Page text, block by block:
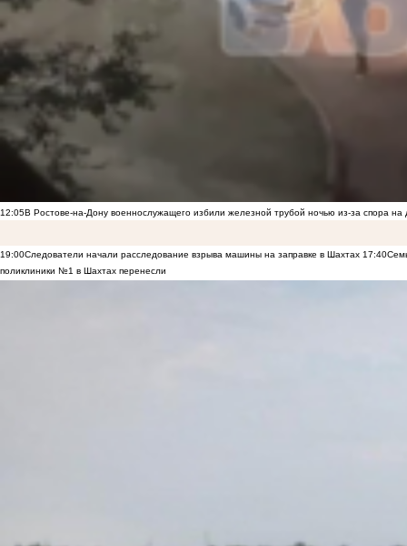
12:05В Ростове-на-Дону военнослужащего избили железной трубой ночью из-за спора на
19:00Следователи начали расследование взрыва машины на заправке в Шахтах 17:40
поликлиники №1 в Шахтах перенесли